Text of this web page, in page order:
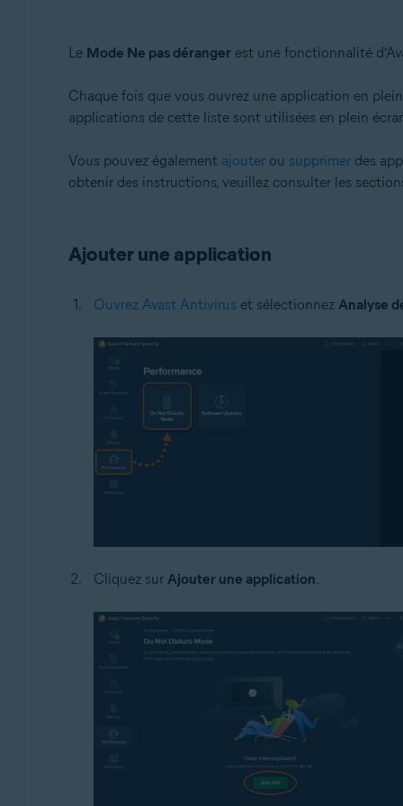
Windows
Le Mode Ne pas déranger est une fonctionnalité
Chaque fois que vous ouvrez une application en
applications de cette liste sont utilisées en plein
Vous pouvez également ajouterou supprimerdes
obtenir des instructions, veuillez consulter les
Ajouter une application
Ouvrez Avast Antivirus et sélectionnez Analyse
Cliquez sur Ajouter une application.